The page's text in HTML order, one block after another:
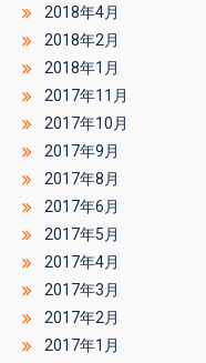
2018年4月
2018年2月
2018年1月
2017年11月
2017年10月
2017年9月
2017年8月
2017年6月
2017年5月
2017年4月
2017年3月
2017年2月
2017年1月